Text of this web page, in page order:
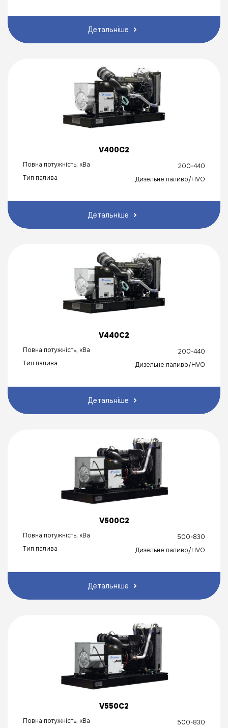
Детальніше
V400C2
Повна потужність, кВа
200-440
Тип палива
Дизельне паливо/HVO
Детальніше
V440C2
Повна потужність, кВа
200-440
Тип палива
Дизельне паливо/HVO
Детальніше
V500C2
Повна потужність, кВа
500-830
Тип палива
Дизельне паливо/HVO
Детальніше
V550C2
Повна потужність, кВа 500-830